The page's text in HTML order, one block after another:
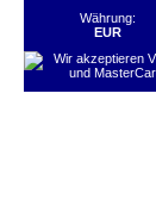
Währung:
EUR